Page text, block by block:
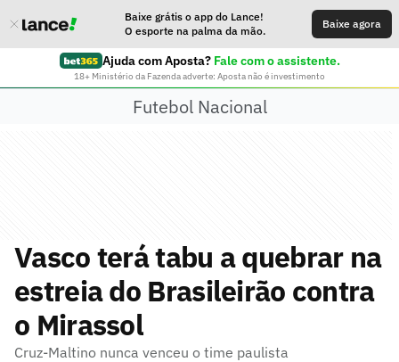
Baixe grátis o app do Lance!
O esporte na palma da mão.
Baixe agora
Ajuda com Aposta? Fale com o assistente.
18+ Ministério da Fazenda adverte: Aposta não é investimento
Futebol Nacional
Vasco terá tabu a quebrar na
estreia do Brasileirão contra
o Mirassol
Cruz-Maltino nunca venceu o time paulista